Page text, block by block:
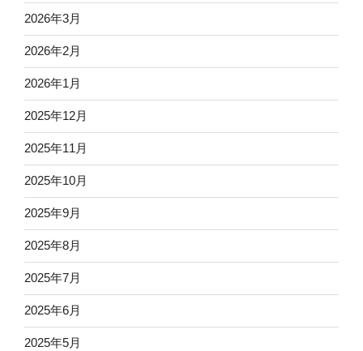
2026年3月
2026年2月
2026年1月
2025年12月
2025年11月
2025年10月
2025年9月
2025年8月
2025年7月
2025年6月
2025年5月